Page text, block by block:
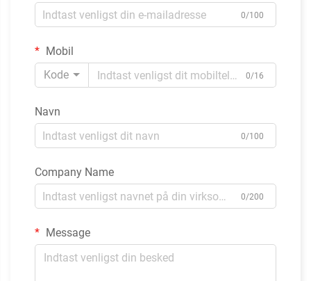
0/100
Mobil
Kode
0/16
Navn
0/100
Company Name
0/200
Message